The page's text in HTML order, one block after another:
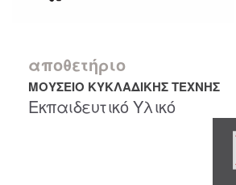
αποθετήριο
ΜΟΥΣΕΙΟ ΚΥΚΛΑΔΙΚΗΣ ΤΕΧΝΗΣ
Εκπαιδευτικό Υλικό